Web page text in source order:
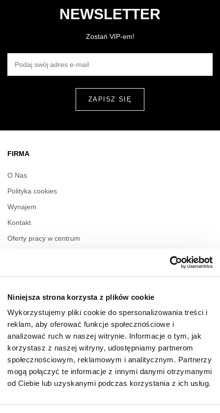
Niniejsza strona korzysta z plików cookie
Wykorzystujemy pliki cookie do spersonalizowania treści i
reklam, aby oferować funkcje społecznościowe i
analizować ruch w naszej witrynie. Informacje o tym, jak
korzystasz z naszej witryny, udostępniamy partnerom
społecznościowym, reklamowym i analitycznym. Partnerzy
mogą połączyć te informacje z innymi danymi otrzymanymi
od Ciebie lub uzyskanymi podczas korzystania z ich usług.
NEWSLETTER
Zostań VIP-em!
FIRMA
O Nas
Polityka cookies
Wynajem
Kontakt
Oferty pracy w centrum
GODZINY OTWARCIA
Poniedziałek
10:00 - 22:00
Środa
10:00 - 22:00
Czwartek
10:00 - 22:00
Piątek
10:00 - 22:00
Sobota
10:00 - 22:00